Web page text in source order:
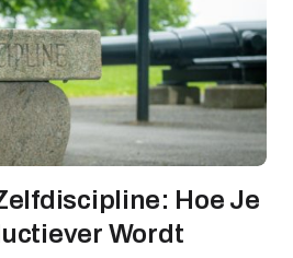
Hoe Je
Wordt